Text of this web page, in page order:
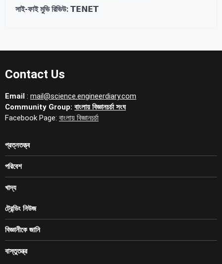
সাই-ফাই মুভি রিভিউ: 𝗧𝗘𝗡𝗘𝗧
Contact Us
Email : mail@science.engineerdiary.com
Community Group: বাংলায় বিজ্ঞানচর্চা সংঘ
Facebook Page: বাংলায় বিজ্ঞানচর্চা
প্রত্নতত্ত্ব
পরিবেশ
খাদ্য
ট্রেন্ডিং নিউজ
বিজ্ঞানীকে জানি
বাস্তুতন্ত্র